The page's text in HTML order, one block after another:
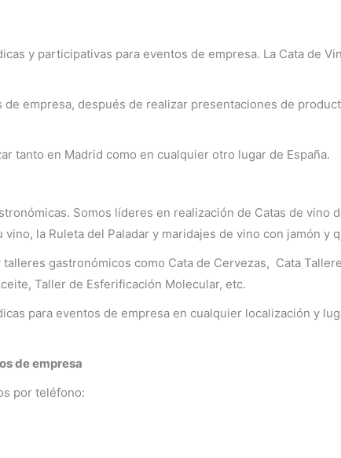
y participativas para eventos de empresa. La Cata de
empresa, después de realizar presentaciones de
tanto en Madrid como en cualquier otro lugar de España.
Somos líderes en realización de Catas de vino
la Ruleta del Paladar y maridajes de vino con jamón y
gastronómicos como Cata de Cervezas, Cata
Taller de Esferificación Molecular, etc.
para eventos de empresa en cualquier localización y
de empresa
por teléfono: